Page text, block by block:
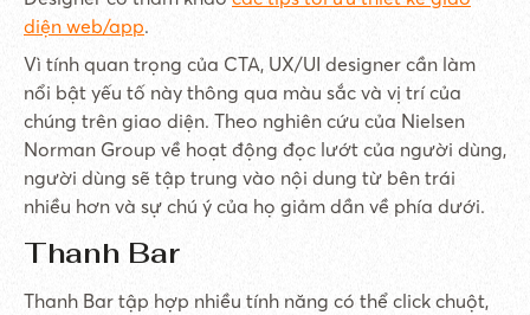
diện web/app.
Vì tính quan trọng của CTA, UX/UI designer cần làm
nổi bật yếu tố này thông qua màu sắc và vị trí của
chúng trên giao diện. Theo nghiên cứu của Nielsen
Norman Group về hoạt động đọc lướt của người dùng,
người dùng sẽ tập trung vào nội dung từ bên trái
nhiều hơn và sự chú ý của họ giảm dần về phía dưới.
Thanh Bar
Thanh Bar tập hợp nhiều tính năng có thể click chuột,